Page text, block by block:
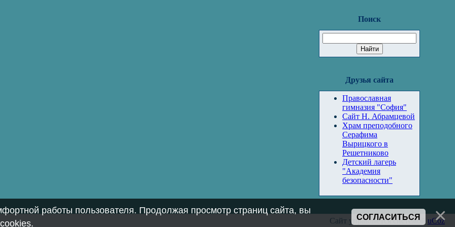
Поиск
Друзья сайта
Православная
гимназия "София"
Сайт Н. Абрамцевой
Храм преподобного
Серафима
Вырицкого в
Решетниково
Детский лагерь
"Академия
безопасности"
Сайт управляется системой uCoz
работы пользователя. Продолжая просмотр страниц сайта, вы
.
СОГЛАСИТЬСЯ